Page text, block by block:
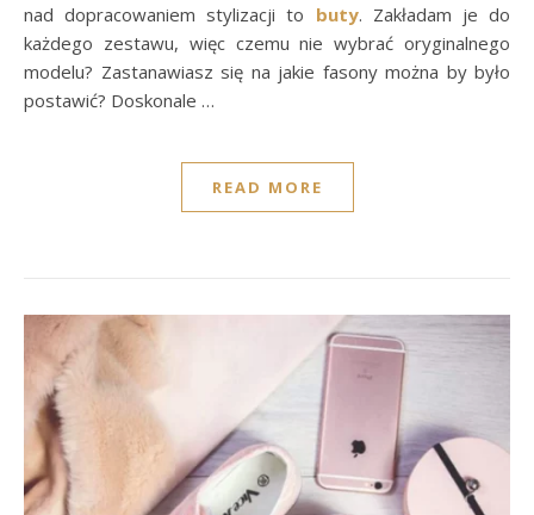
nad dopracowaniem stylizacji to buty. Zakładam je do
każdego zestawu, więc czemu nie wybrać oryginalnego
modelu? Zastanawiasz się na jakie fasony można by było
postawić? Doskonale …
READ MORE